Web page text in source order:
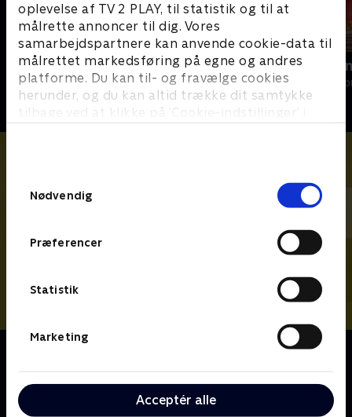
oplevelse af TV 2 PLAY, til statistik og til at
målrette annoncer til dig. Vores
samarbejdspartnere kan anvende cookie-data til
målrettet markedsføring på egne og andres
platforme. Du kan til- og fravælge cookies
herunder, og du kan altid trække dit samtykke
tilbage ved at klikke på ’Cookie-indstillinger’ i
Nødvendig
Præferencer
Statistik
Marketing
Acceptér alle
Ryd op i dit liv
Livsstil • 6 sæsoner
Linde på
Livsstil • 5
land og rige rundt for at hjælpe familier med at få
styr på rodet.